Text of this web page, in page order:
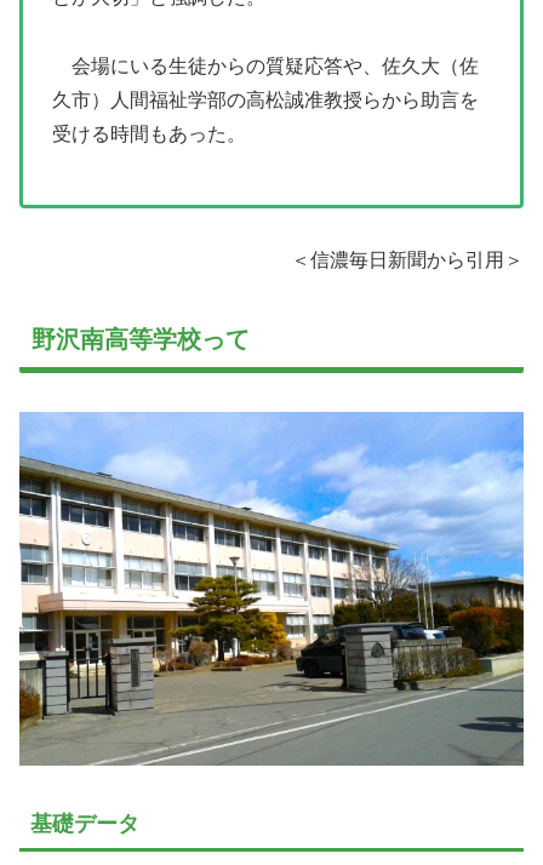
会場にいる生徒からの質疑応答や、佐久大（佐
久市）人間福祉学部の高松誠准教授らから助言を
受ける時間もあった。
＜信濃毎日新聞から引用＞
野沢南高等学校って
基礎データ